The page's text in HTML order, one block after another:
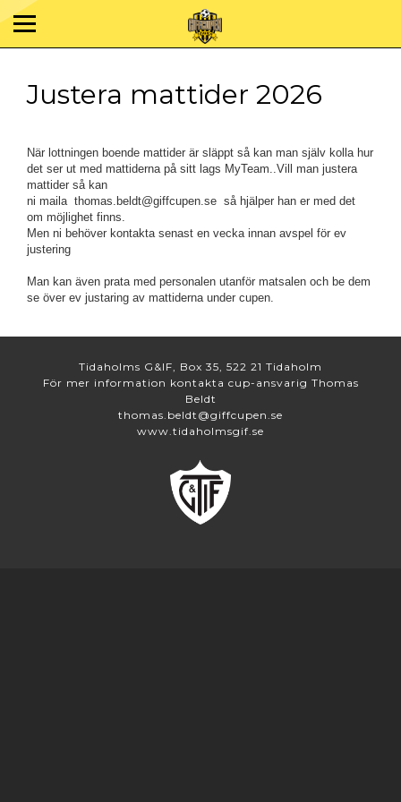
Justera mattider 2026
När lottningen boende mattider är släppt så kan man själv kolla hur
det ser ut med mattiderna på sitt lags MyTeam..Vill man justera
mattider så kan
ni maila thomas.beldt@giffcupen.se så hjälper han er med det
om möjlighet finns.
Men ni behöver kontakta senast en vecka innan avspel för ev
justering
Man kan även prata med personalen utanför matsalen och be dem
se över ev justaring av mattiderna under cupen.
Tidaholms G&IF, Box 35, 522 21 Tidaholm
För mer information kontakta cup-ansvarig Thomas
Beldt
thomas.beldt@giffcupen.se
www.tidaholmsgif.se